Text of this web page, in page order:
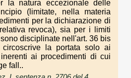
la natura eccezionale delle
(limitate, nella materia
per la dichiarazione di
revoca), sia per i limiti
disciplinate nell'art. 36 bis
la portata solo ai
ai procedimenti di cui
fall..